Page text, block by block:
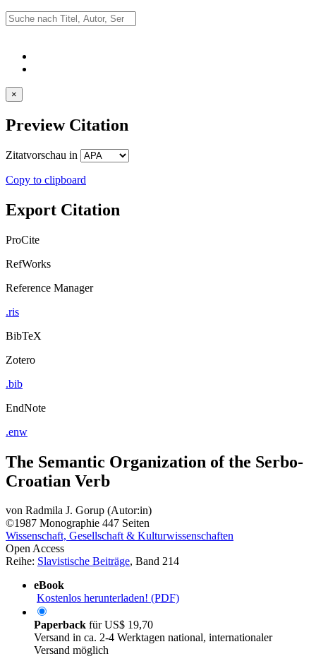
×
Preview Citation
Zitatvorschau in
Copy to clipboard
Export Citation
ProCite
RefWorks
Reference Manager
.ris
BibTeX
Zotero
.bib
EndNote
.enw
The Semantic Organization of the Serbo-
Croatian Verb
von Radmila J. Gorup (Autor:in)
©1987 Monographie 447 Seiten
Wissenschaft, Gesellschaft & Kulturwissenschaften
Open Access
Reihe: Slavistische Beiträge, Band 214
eBook
Kostenlos herunterladen! (PDF)
Paperback fürUS$ 19,70
Versand in ca. 2-4 Werktagen national, internationaler
Versand möglich